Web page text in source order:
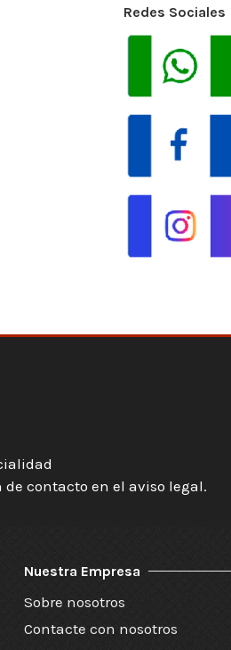
Redes Sociales
contacto en el aviso legal.
Nuestra Empresa
Sobre nosotros
Contacte con nosotros